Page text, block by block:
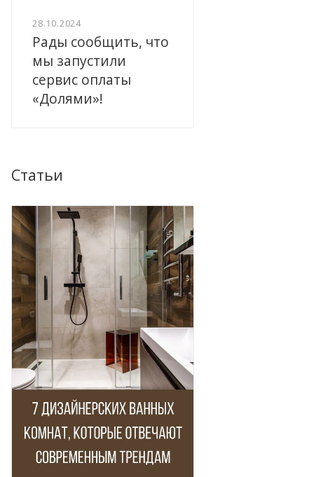
28.10.2024
Рады сообщить, что
мы запустили
сервис оплаты
«Долями»!
Статьи